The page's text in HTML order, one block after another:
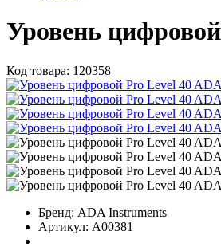
Уровень
Код товара: 120358
Бренд: ADA Instruments
Артикул: А00381